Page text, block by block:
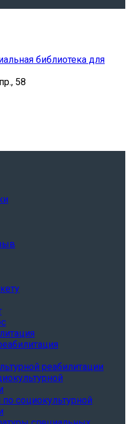
библиотека для
58
реабилитации
социокультурной